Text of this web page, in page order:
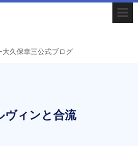
大久保幸三公式ブログ
ヴィンと合流